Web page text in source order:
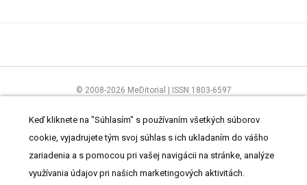
© 2008-2026 MeDitorial | ISSN 1803-6597
ČítajteprehlásenieaZásady spracovania osobných údajov
Keď kliknete na "Súhlasím" s používaním všetkých súborov
cookie, vyjadrujete tým svoj súhlas s ich ukladaním do vášho
zariadenia a s pomocou pri vašej navigácii na stránke, analýze
využívania údajov pri našich marketingových aktivitách.